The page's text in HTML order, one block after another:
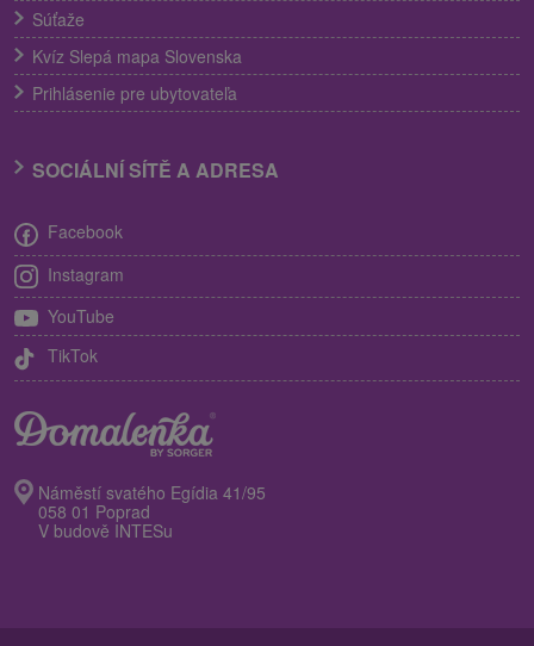
Súťaže
Kvíz Slepá mapa Slovenska
Prihlásenie pre ubytovateľa
SOCIÁLNÍ SÍTĚ A ADRESA
Facebook
Instagram
YouTube
TikTok
Náměstí svatého Egídia 41/95
058 01 Poprad
V budově INTESu